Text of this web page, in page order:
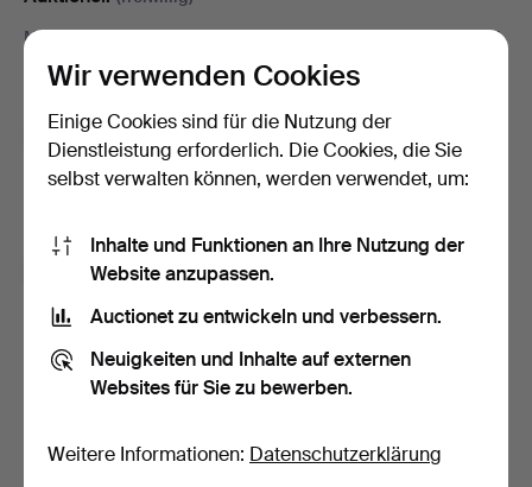
Mit u.a. Auktionskatalogen, Enladungen zu Veranstaltungen und
Neuigkeiten. Sie können das Abonnement ganz einfach
beenden, falls Sie nicht mehr interessiert sind.
Abonnieren Sie den Auctionet-Newsletter.
Mit u. a. Expertentipps, ausgewählten Objekten und Inspiration.
Ich bin über 18 Jahre alt und akzeptiere
Datenschutzerklärungzur Kenntnis genommen habe.
Konto erstellen
Wir verwenden Cookies
Einige Cookies sind für die Nutzung der
Dienstleistung erforderlich. Die Cookies, die Sie
selbst verwalten können, werden verwendet, um:
Inhalte und Funktionen an Ihre Nutzung der
Website anzupassen.
Auctionet zu entwickeln und verbessern.
Neuigkeiten und Inhalte auf externen
Websites für Sie zu bewerben.
Weitere Informationen: Datenschutzerklärung